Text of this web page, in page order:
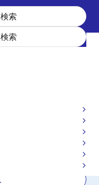
低消費電力SRAM
(512-kword ×